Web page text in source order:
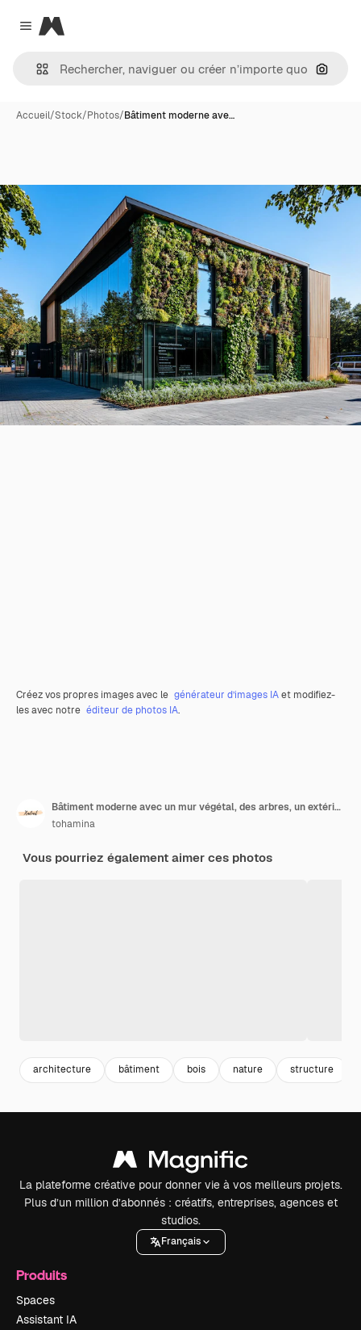
Close menu
Magnific
Accueil/Stock/Photos/Bâtiment moderne ave…
Créez vos propres images avec le générateur d’images IAet modifiez-
les avec notre éditeur de photos IA.
Bâtiment moderne avec un mur végétal, des arbres, un extérieur en verre et une journée ensoleillée
tohamina
Vous pourriez également aimer ces photos
architecture bâtiment bois nature structure
La plateforme créative pour donner vie à vos meilleurs projets.
Plus d’un million d’abonnés : créatifs, entreprises, agences et
studios.
Français
Produits
Spaces
Assistant IA